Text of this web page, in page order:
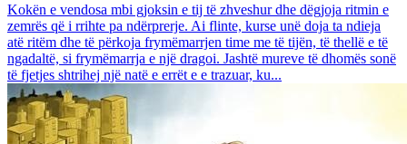
Kokën e vendosa mbi gjoksin e tij të zhveshur dhe dëgjoja ritmin e
zemrës që i rrihte pa ndërprerje. Ai flinte, kurse unë doja ta ndieja
atë ritëm dhe të përkoja frymëmarrjen time me të tijën, të thellë e të
ngadaltë, si frymëmarrja e një dragoi. Jashtë mureve të dhomës sonë
të fjetjes shtrihej një natë e errët e e trazuar, ku...